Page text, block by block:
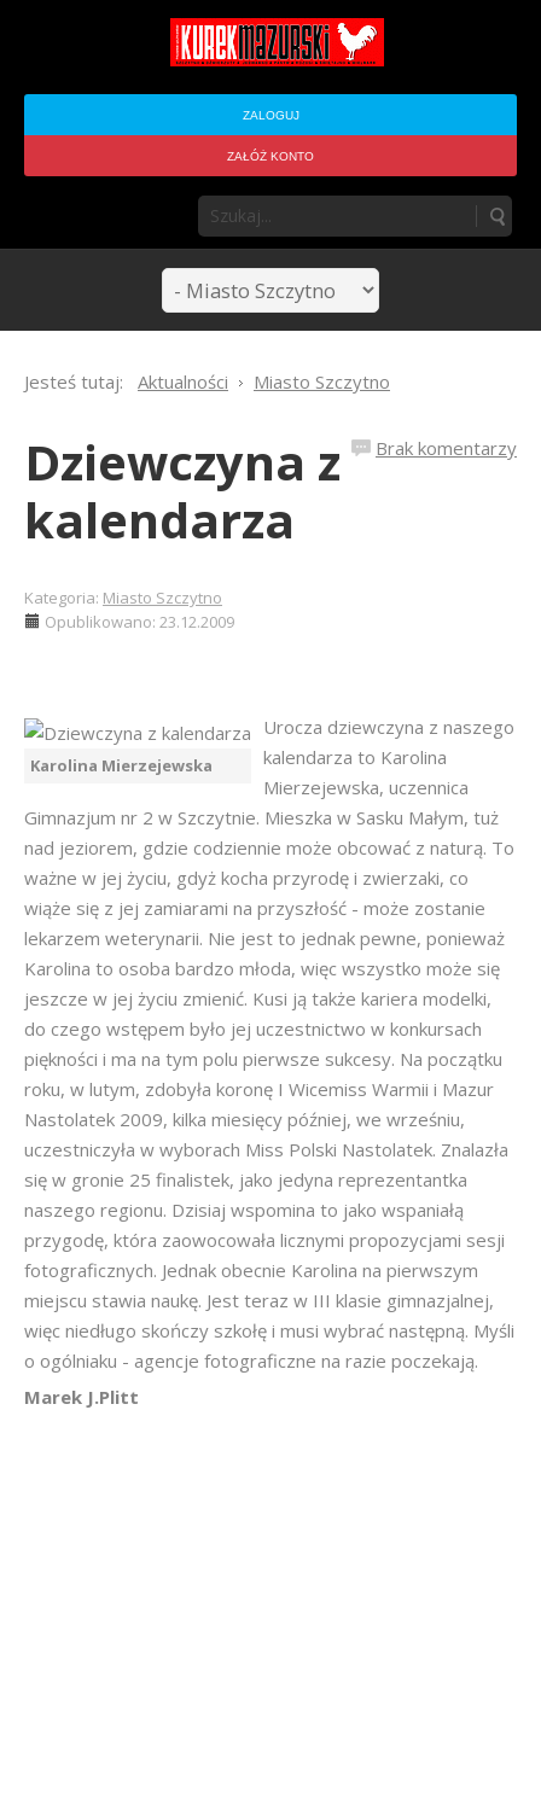
ZALOGUJ
ZAŁÓŻ KONTO
Jesteś tutaj: Aktualności Miasto Szczytno
Brak komentarzy
Dziewczyna z
kalendarza
Kategoria: Miasto Szczytno
Opublikowano: 23.12.2009
Karolina Mierzejewska
Urocza dziewczyna z naszego
kalendarza to Karolina
Mierzejewska, uczennica
Gimnazjum nr 2 w Szczytnie. Mieszka w Sasku Małym, tuż
nad jeziorem, gdzie codziennie może obcować z naturą. To
ważne w jej życiu, gdyż kocha przyrodę i zwierzaki, co
wiąże się z jej zamiarami na przyszłość - może zostanie
lekarzem weterynarii. Nie jest to jednak pewne, ponieważ
Karolina to osoba bardzo młoda, więc wszystko może się
jeszcze w jej życiu zmienić. Kusi ją także kariera modelki,
do czego wstępem było jej uczestnictwo w konkursach
piękności i ma na tym polu pierwsze sukcesy. Na początku
roku, w lutym, zdobyła koronę I Wicemiss Warmii i Mazur
Nastolatek 2009, kilka miesięcy później, we wrześniu,
uczestniczyła w wyborach Miss Polski Nastolatek. Znalazła
się w gronie 25 finalistek, jako jedyna reprezentantka
naszego regionu. Dzisiaj wspomina to jako wspaniałą
przygodę, która zaowocowała licznymi propozycjami sesji
fotograficznych. Jednak obecnie Karolina na pierwszym
miejscu stawia naukę. Jest teraz w III klasie gimnazjalnej,
więc niedługo skończy szkołę i musi wybrać następną. Myśli
o ogólniaku - agencje fotograficzne na razie poczekają.
Marek J.Plitt